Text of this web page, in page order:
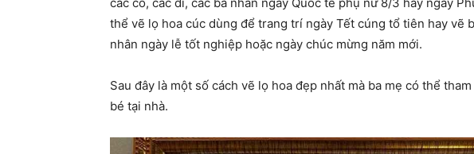
các cô, các dì, các bà nhân ngày Quốc tế phụ nữ 8/3 hay ngày
thể vẽ lọ hoa cúc dùng để trang trí ngày Tết cúng tổ tiên hay vẽ
nhân ngày lễ tốt nghiệp hoặc ngày chúc mừng năm mới.
Sau đây là một số cách vẽ lọ hoa đẹp nhất mà ba mẹ có thể
bé tại nhà.